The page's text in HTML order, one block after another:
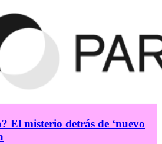
El misterio detrás de ‘nuevo